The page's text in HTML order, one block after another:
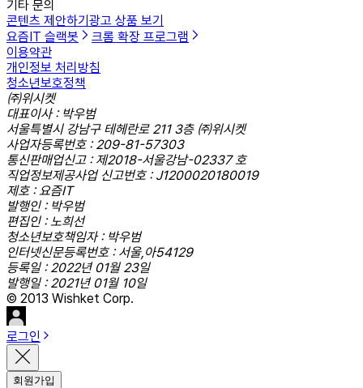
기타 문의
콘텐츠 제안하기 광고 상품 보기
요즘IT 슬랙봇
크롬 확장 프로그램
이용약관
개인정보 처리방침
청소년보호정책
㈜위시켓
대표이사 : 박우범
서울특별시 강남구 테헤란로 211 3층 ㈜위시켓
사업자등록번호 : 209-81-57303
통신판매업신고 : 제2018-서울강남-02337 호
직업정보제공사업 신고번호 : J1200020180019
제호 : 요즘IT
발행인 : 박우범
편집인 : 노희선
청소년보호책임자 : 박우범
인터넷신문등록번호 : 서울,아54129
등록일 : 2022년 01월 23일
발행일 : 2021년 01월 10일
© 2013 Wishket Corp.
로그인
회원가입